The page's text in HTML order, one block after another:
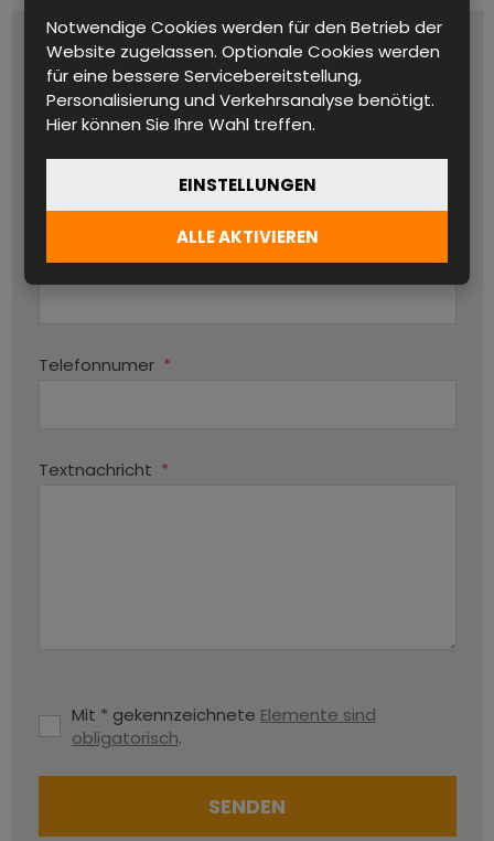
Name und Vorname*
Produktname
E-mail*
Telefonnumer *
Textnachricht *
Mit * gekennzeichnete Elemente sind
obligatorisch.
SENDEN
Notwendige Cookies werden für den Betrieb der
Website zugelassen. Optionale Cookies werden
für eine bessere Servicebereitstellung,
Personalisierung und Verkehrsanalyse benötigt.
Hier können Sie Ihre Wahl treffen.
EINSTELLUNGEN
ALLE AKTIVIEREN